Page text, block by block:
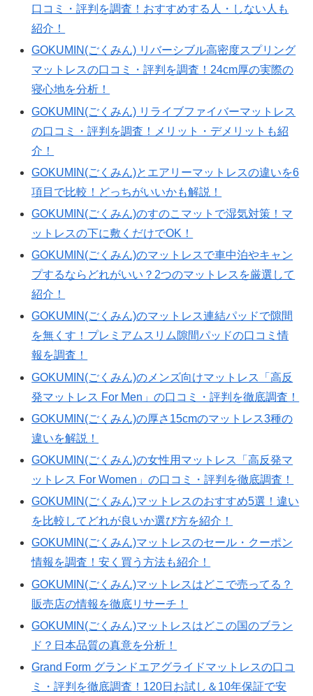
口コミ・評判を調査！おすすめする人・しない人も
紹介！
GOKUMIN(ごくみん) リバーシブル高密度スプリング
マットレスの口コミ・評判を調査！24cm厚の実際の
寝心地を分析！
GOKUMIN(ごくみん) リライブファイバーマットレス
の口コミ・評判を調査！メリット・デメリットも紹
介！
GOKUMIN(ごくみん)とエアリーマットレスの違いを6
項目で比較！どっちがいいかも解説！
GOKUMIN(ごくみん)のすのこマットで湿気対策！マ
ットレスの下に敷くだけでOK！
GOKUMIN(ごくみん)のマットレスで車中泊やキャン
プするならどれがいい？2つのマットレスを厳選して
紹介！
GOKUMIN(ごくみん)のマットレス連結パッドで隙間
を無くす！プレミアムスリム隙間パッドの口コミ情
報を調査！
GOKUMIN(ごくみん)のメンズ向けマットレス「高反
発マットレス For Men」の口コミ・評判を徹底調査！
GOKUMIN(ごくみん)の厚さ15cmのマットレス3種の
違いを解説！
GOKUMIN(ごくみん)の女性用マットレス「高反発マ
ットレス For Women」の口コミ・評判を徹底調査！
GOKUMIN(ごくみん)マットレスのおすすめ5選！違い
を比較してどれが良いか選び方を紹介！
GOKUMIN(ごくみん)マットレスのセール・クーポン
情報を調査！安く買う方法も紹介！
GOKUMIN(ごくみん)マットレスはどこで売ってる？
販売店の情報を徹底リサーチ！
GOKUMIN(ごくみん)マットレスはどこの国のブラン
ド？日本品質の真意を分析！
Grand Form グランドエアグライドマットレスの口コ
ミ・評判を徹底調査！120日お試し＆10年保証で安